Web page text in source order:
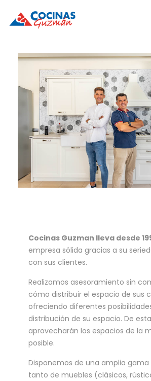
Cocinas Guzman lleva desde
empresa sólida gracias a su
con sus clientes.
Realizamos asesoramiento sin
cómo distribuir el espacio de sus
ofreciendo diferentes
distribución de su espacio. De
aprovecharán los espacios de la
posible.
Disponemos de una amplia
tanto de muebles (clásicos,